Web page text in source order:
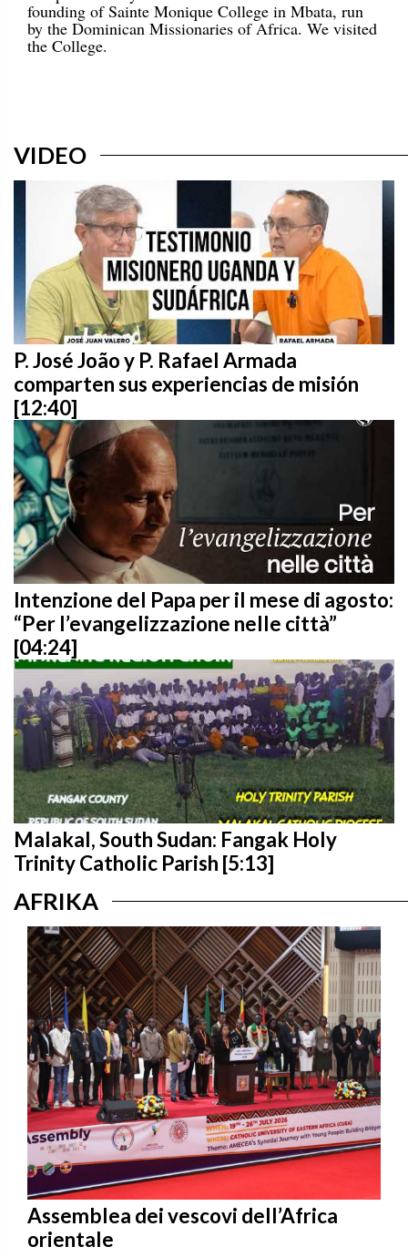
founding of Sainte Monique College in Mbata, run
by the Dominican Missionaries of Africa. We visited
the College.
VIDEO
P. José João y P. Rafael Armada
comparten sus experiencias de misión
[12:40]
Intenzione del Papa per il mese di agosto:
“Per l’evangelizzazione nelle città”
[04:24]
Malakal, South Sudan: Fangak Holy
Trinity Catholic Parish [5:13]
AFRIKA
Assemblea dei vescovi dell’Africa
orientale